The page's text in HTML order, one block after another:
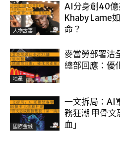
人物故事
AI分身創40億
Khaby Lame
命？
地產
麥當勞部署沽
總部回應：優
國際金融
一文拆局：AI
務狂潮 甲骨文
血」